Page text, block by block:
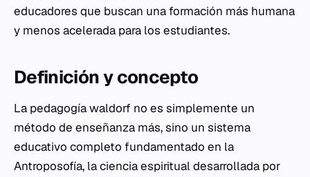
educadores que buscan una formación más humana
y menos acelerada para los estudiantes.
Definición y concepto
La pedagogía waldorf no es simplemente un
método de enseñanza más, sino un sistema
educativo completo fundamentado en la
Antroposofía, la ciencia espiritual desarrollada por